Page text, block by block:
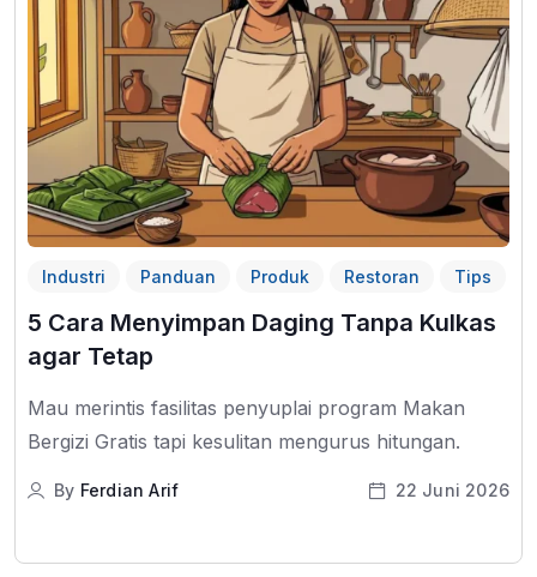
Industri Panduan Produk Restoran Tips
5 Cara Menyimpan Daging Tanpa Kulkas
agar Tetap
Mau merintis fasilitas penyuplai program Makan
Bergizi Gratis tapi kesulitan mengurus hitungan.
By Ferdian Arif 22 Juni 2026